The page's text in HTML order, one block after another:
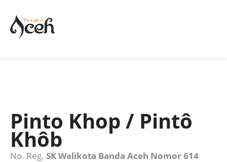
Pinto Khop / Pintô
Khôb
No. Reg. SK Walikota Banda Aceh Nomor 614